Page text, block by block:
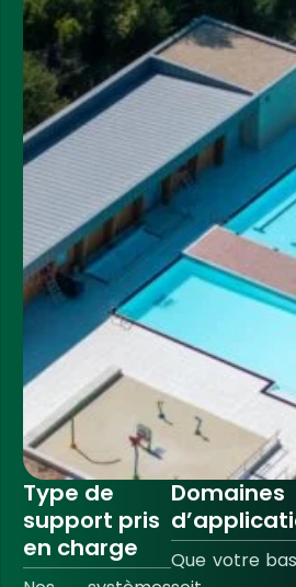
Type de
support pris
en charge
Domaines
Que votre